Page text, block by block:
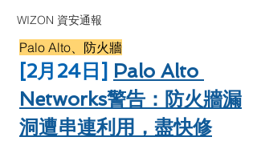
WIZON 資安通報
Palo Alto、防火牆
[2月24日] Palo Alto
Networks警告：防火牆漏
洞遭串連利用，盡快修